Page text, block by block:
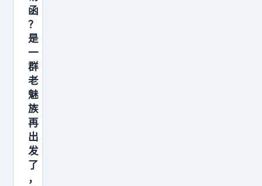
掉
之
前
学
过
的
东
西
。
G
a
前
攒
了
：
内
容
能
力
、
流
函
？
是
一
群
老
魅
族
再
出
发
了
，